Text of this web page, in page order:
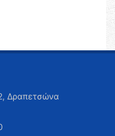
Δραπετσώνα